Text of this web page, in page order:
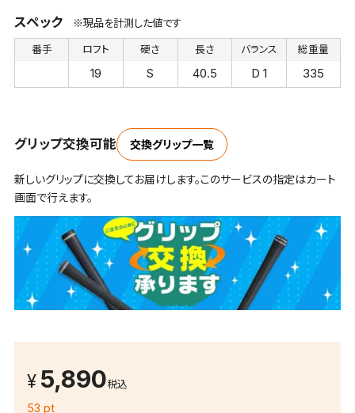
スペック ※現品を計測した値です
番手 ロフト
19
硬さ
S
長さ
40.5
バランス
D 1
総重量
335
グリップ交換可能 交換グリップ一覧
新しいグリップに交換してお届けします。このサービスの指定はカート
画面で行えます。
5,890税込
53 pt